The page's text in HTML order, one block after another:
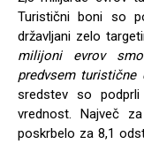
Turistični boni so
državljani zelo
milijoni evrov
predvsem turistične
sredstev so
vrednost. Največ
poskrbelo za 8,1